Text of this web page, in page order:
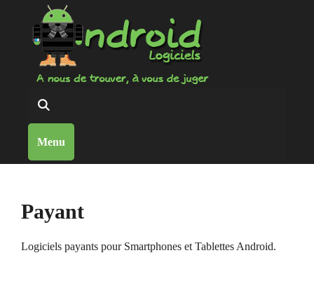
contenu
Menu
Payant
Logiciels payants pour Smartphones et Tablettes Android.